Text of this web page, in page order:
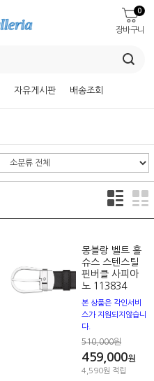
장바구니
0
자유게시판 배송조회
몽블랑 벨트 홀
슈스 스텐스틸
핀버클 사피아
노 113834
본 상품은 각인서비
스가 지원되지않습니
다.
510,000원
459,000원
4,590원 적립